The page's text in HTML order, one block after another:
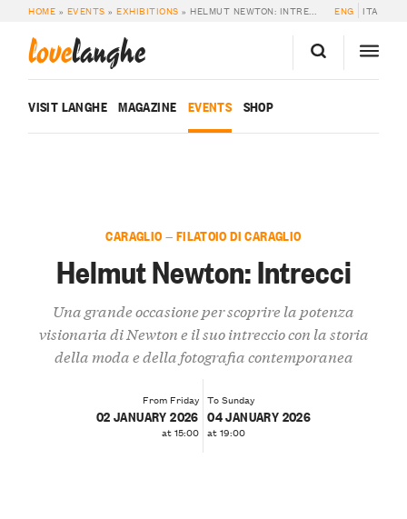
HOME » EVENTS »EXHIBITIONS » HELMUT NEWTON: INTRECCI ENG ITA
lovelanghe
VISIT LANGHE MAGAZINE EVENTS SHOP
CARAGLIO — FILATOIO DI CARAGLIO
Helmut Newton: Intrecci
Una grande occasione per scoprire la potenza
visionaria di Newton e il suo intreccio con la storia
della moda e della fotografia contemporanea
From Friday
02 JANUARY 2026
at 15:00
To Sunday
04 JANUARY 2026
at 19:00